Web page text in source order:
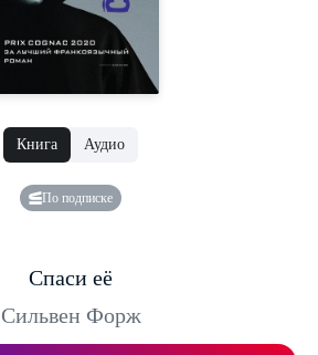
Книга Аудио
По подписке
Спаси её
Сильвен Форж